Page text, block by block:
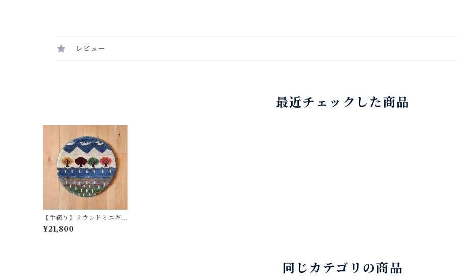
レビュー
最近チェックした商品
【手織り】ラウンドミニギ
ャッベ No.1195
¥21,800
同じカテゴリの商品